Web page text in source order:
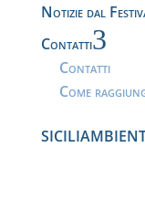
Notizie dal
Contatti3
Contatti
Come